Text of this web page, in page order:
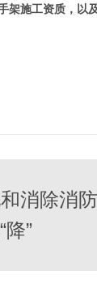
施工资质，
”